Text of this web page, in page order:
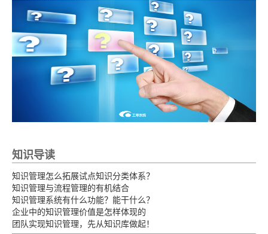
知识导读
知识管理怎么拓展试点知识分类体系？
知识管理与流程管理的有机结合
知识管理系统有什么功能？能干什么？
企业中的知识管理价值是怎样体现的
团队实现知识管理，先从知识库做起！